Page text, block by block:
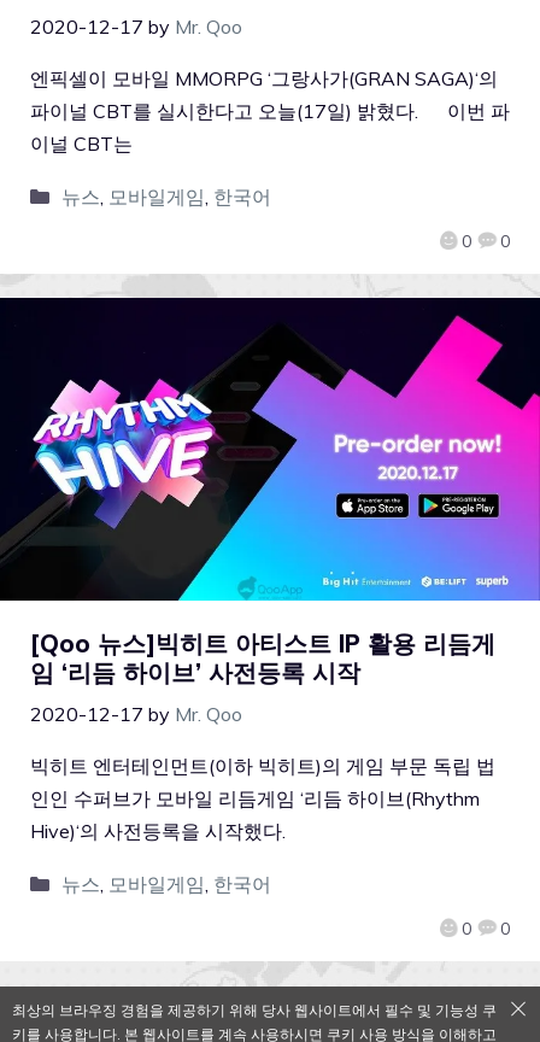
2020-12-17 by Mr. Qoo
0 0
엔픽셀이 모바일 MMORPG ‘그랑사가(GRAN SAGA)‘의
파이널 CBT를 실시한다고 오늘(17일) 밝혔다. 이번 파
이널 CBT는
뉴스 모바일게임 한국어
[Qoo 뉴스]빅히트 아티스트 IP 활용 리듬게
임 ‘리듬 하이브’ 사전등록 시작
2020-12-17 by Mr. Qoo
0 0
빅히트 엔터테인먼트(이하 빅히트)의 게임 부문 독립 법
인인 수퍼브가 모바일 리듬게임 ‘리듬 하이브(Rhythm
Hive)‘의 사전등록을 시작했다.
뉴스, 모바일게임, 한국어
최상의 브라우징 경험을 제공하기 위해 당사 웹사이트에서 필수 및 기능성 쿠
키를 사용합니다. 본 웹사이트를 계속 사용하시면 쿠키 사용 방식을 이해하고